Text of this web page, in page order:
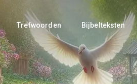
Trefwoorden Bijbelteksten